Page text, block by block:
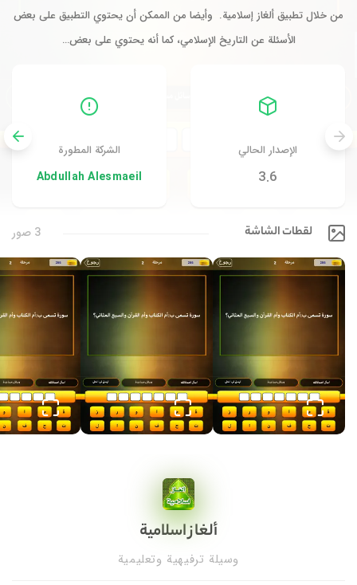
من خلال تطبيق ألغاز إسلامية. وأيضا من الممكن أن يحتوي التطبيق على بعض
الأسئلة عن التاريخ الإسلامي، كما أنه يحتوي على بعض…
الإصدار الحالي
3.6
الشركة المطورة
Abdullah Alesmaeil
لقطات الشاشة 3 صور
ألغاز اسلامي‪ة
وسيلة ترفيهية وتعليمية